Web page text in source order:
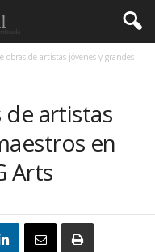
obras de artistas jóvenes y grandes
de artistas
en
Arts